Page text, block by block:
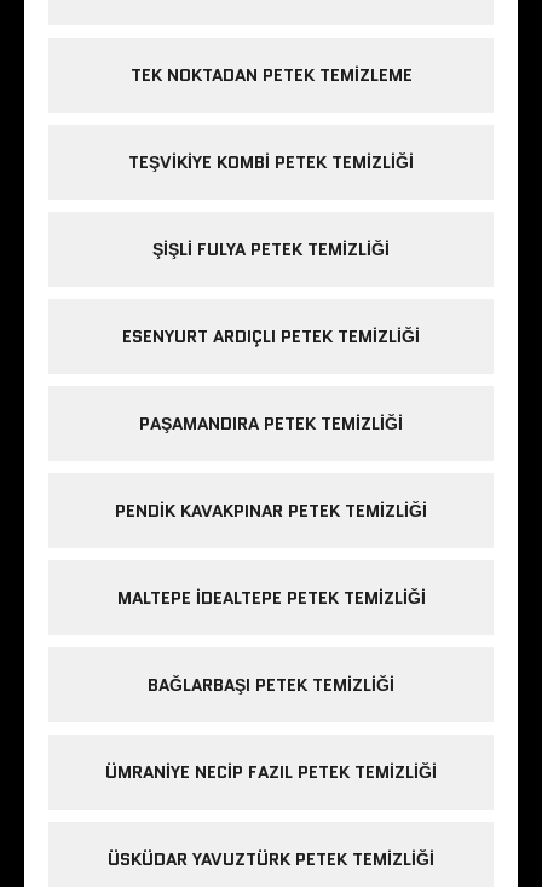
TEK NOKTADAN PETEK TEMIZLEME
TEŞVIKIYE KOMBI PETEK TEMIZLIĞI
ŞIŞLI FULYA PETEK TEMIZLIĞI
ESENYURT ARDIÇLI PETEK TEMIZLIĞI
PAŞAMANDIRA PETEK TEMIZLIĞI
PENDIK KAVAKPINAR PETEK TEMIZLIĞI
MALTEPE IDEALTEPE PETEK TEMIZLIĞI
BAĞLARBAŞI PETEK TEMIZLIĞI
ÜMRANIYE NECIP FAZIL PETEK TEMIZLIĞI
ÜSKÜDAR YAVUZTÜRK PETEK TEMIZLIĞI